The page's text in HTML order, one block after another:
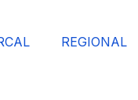
REGIONAL